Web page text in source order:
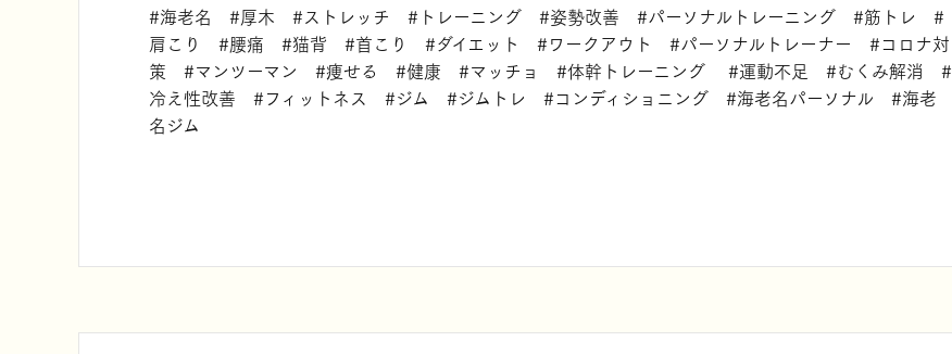
#海老名 #厚木 #ストレッチ #トレーニング #姿勢改善 #パーソナルトレーニング #筋トレ #
肩こり #腰痛 #猫背 #首こり #ダイエット #ワークアウト #パーソナルトレーナー #コロナ対
策 #マンツーマン #痩せる #健康 #マッチョ #体幹トレーニング #運動不足 #むくみ解消 #
冷え性改善 #フィットネス #ジム #ジムトレ #コンディショニング #海老名パーソナル #海老
名ジム